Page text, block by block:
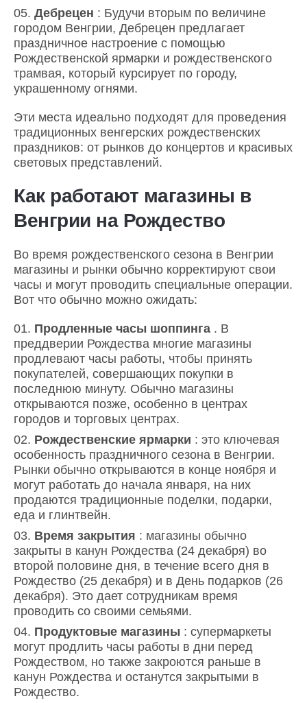
Дебрецен : Будучи вторым по величине
городом Венгрии, Дебрецен предлагает
праздничное настроение с помощью
Рождественской ярмарки и рождественского
трамвая, который курсирует по городу,
украшенному огнями.
Эти места идеально подходят для проведения
традиционных венгерских рождественских
праздников: от рынков до концертов и красивых
световых представлений.
Как работают магазины в
Венгрии на Рождество
Во время рождественского сезона в Венгрии
магазины и рынки обычно корректируют свои
часы и могут проводить специальные операции.
Вот что обычно можно ожидать:
Продленные часы шоппинга . В
преддверии Рождества многие магазины
продлевают часы работы, чтобы принять
покупателей, совершающих покупки в
последнюю минуту. Обычно магазины
открываются позже, особенно в центрах
городов и торговых центрах.
Рождественские ярмарки : это ключевая
особенность праздничного сезона в Венгрии.
Рынки обычно открываются в конце ноября и
могут работать до начала января, на них
продаются традиционные поделки, подарки,
еда и глинтвейн.
Время закрытия : магазины обычно
закрыты в канун Рождества (24 декабря) во
второй половине дня, в течение всего дня в
Рождество (25 декабря) и в День подарков (26
декабря). Это дает сотрудникам время
проводить со своими семьями.
Продуктовые магазины : супермаркеты
могут продлить часы работы в дни перед
Рождеством, но также закроются раньше в
канун Рождества и останутся закрытыми в
Рождество.